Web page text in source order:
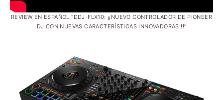
REVIEW EN ESPAÑOL “DDJ-FLX10: ¡¡NUEVO CONTROLADOR DE PIONEER
DJ CON NUEVAS CARACTERÍSTICAS INNOVADORAS!!!”